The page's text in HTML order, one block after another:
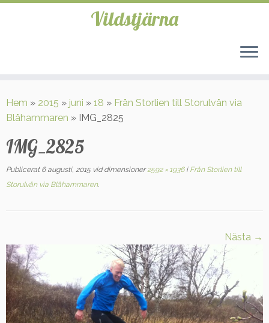
till
innehåll
Vildstjärna
Hem » 2015 » juni » 18 » Från Storlien till Storulvån via
Blåhammaren » IMG_2825
IMG_2825
Publicerat 6 augusti, 2015vid dimensioner2592 × 1936iFrån Storlien till
Storulvån via Blåhammaren.
Nästa →